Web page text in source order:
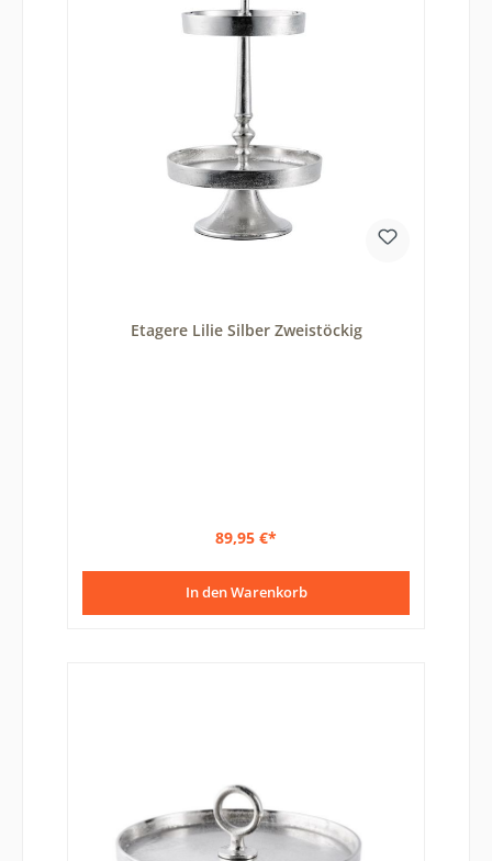
Etagere Lilie Silber Zweistöckig
89,95 €*
In den Warenkorb